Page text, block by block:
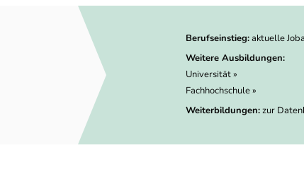
Berufseinstieg:aktuelle
Weitere Ausbildungen:
Universität »
Fachhochschule »
Weiterbildungen:zur